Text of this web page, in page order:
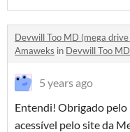
Devwill Too MD (mega
Amaweks in Devwill Too
5 years ago
Entendi! Obrigado pelo
acessível pelo site da